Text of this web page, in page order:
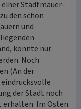
Stadtmauer–
den schon
und
könnte nur
Noch
(An der
der Stadt noch
erhalten. Im Osten